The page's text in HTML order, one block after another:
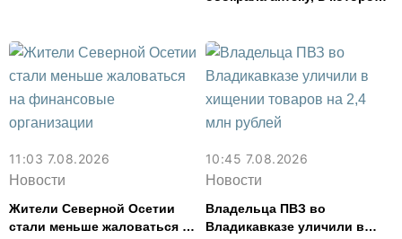
11:03 7.08.2026
Новости
Жители Северной Осетии
стали меньше жаловаться на
10:45 7.08.2026
Новости
Владельца ПВЗ во
Владикавказе уличили в